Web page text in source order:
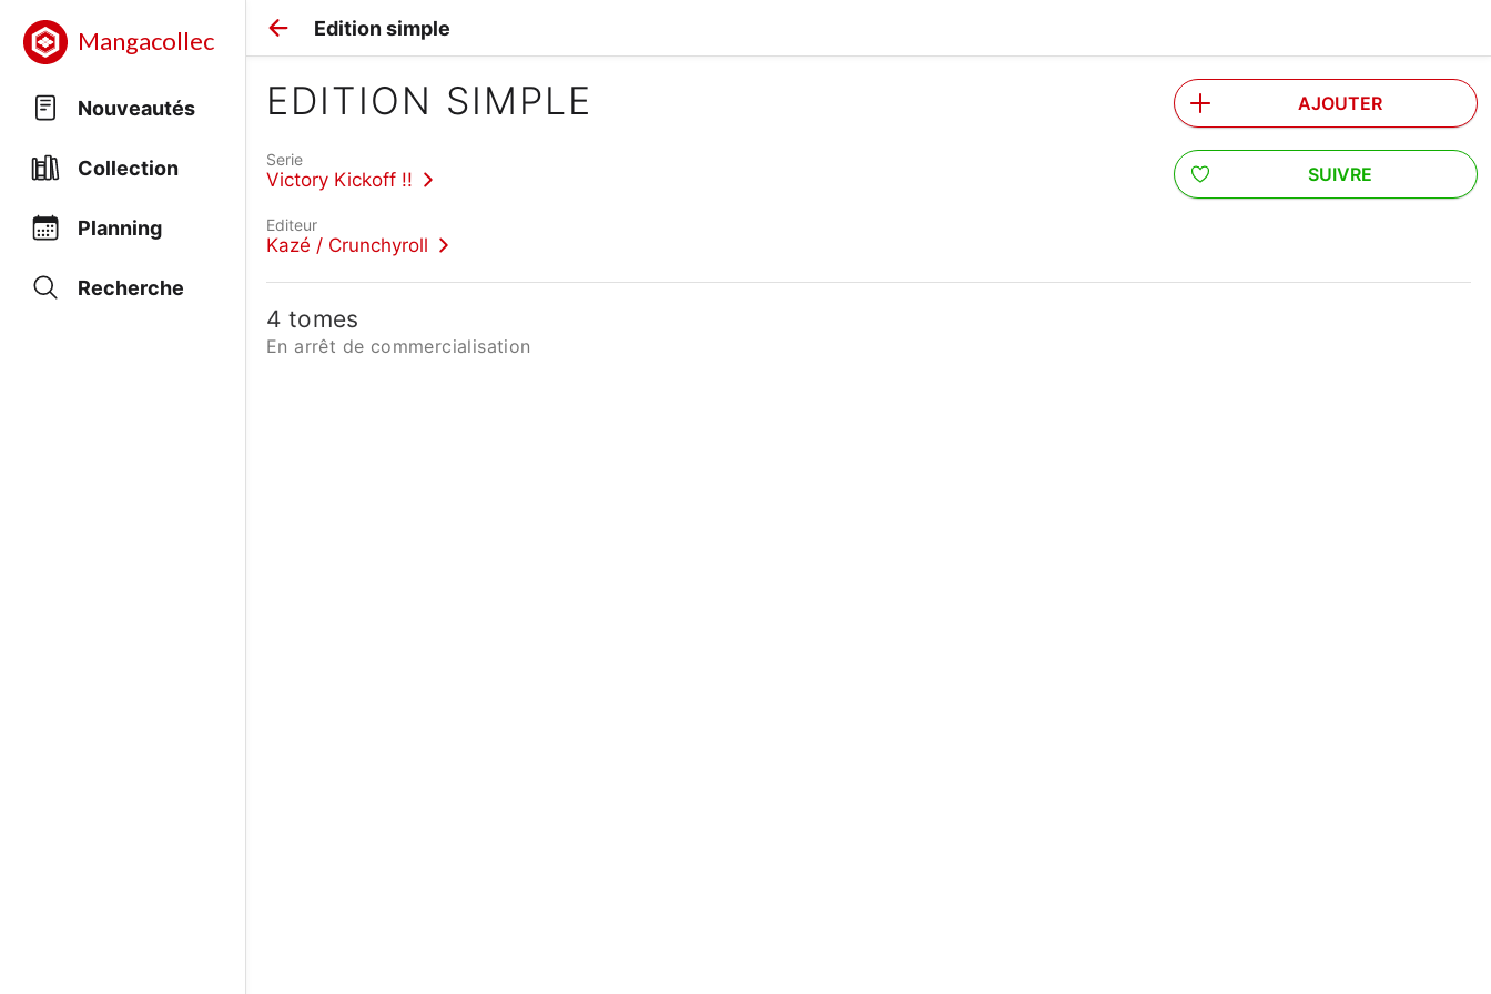
Mangacollec
Nouveautés
Collection
Planning
Recherche
Edition simple
EDITION SIMPLE
Serie
Victory Kickoff !!
Editeur
Kazé / Crunchyroll
AJOUTER
SUIVRE
4 tomes
En arrêt de commercialisation